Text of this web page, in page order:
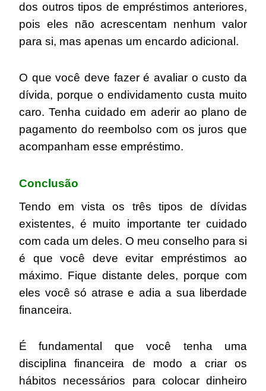
dos outros tipos de empréstimos anteriores,
pois eles não acrescentam nenhum valor
para si, mas apenas um encardo adicional.
O que você deve fazer é avaliar o custo da
dívida, porque o endividamento custa muito
caro. Tenha cuidado em aderir ao plano de
pagamento do reembolso com os juros que
acompanham esse empréstimo.
Conclusão
Tendo em vista os três tipos de dívidas
existentes, é muito importante ter cuidado
com cada um deles. O meu conselho para si
é que você deve evitar empréstimos ao
máximo. Fique distante deles, porque com
eles você só atrase e adia a sua liberdade
financeira.
É fundamental que você tenha uma
disciplina financeira de modo a criar os
hábitos necessários para colocar dinheiro